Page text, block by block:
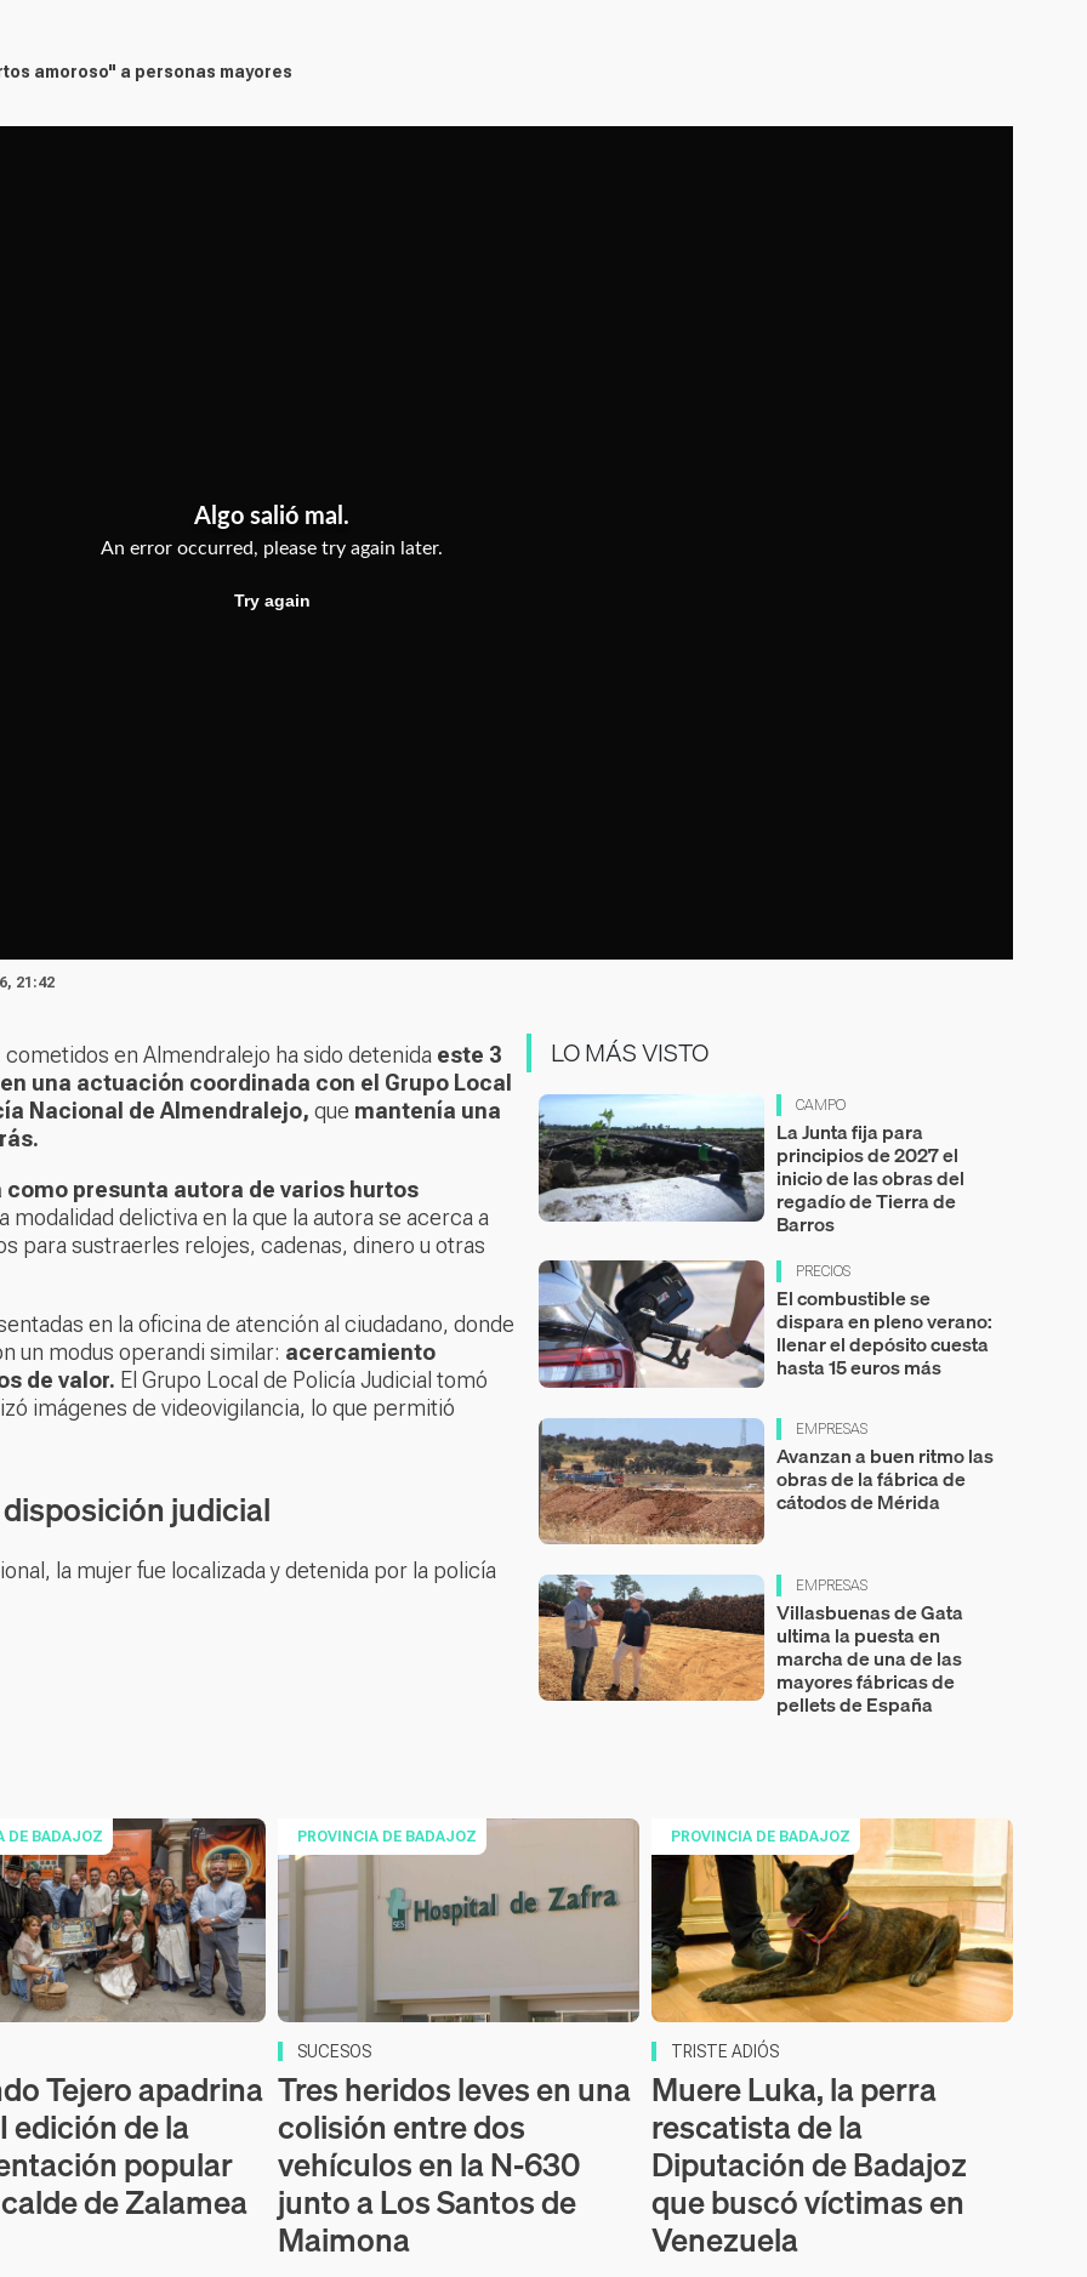
amoroso" a personas mayores
21:42
en Almendralejo ha sido detenida este 3
una actuación coordinada con el Grupo Local
Nacional de Almendralejo, que mantenía una
como presunta autora de varios hurtos
modalidad delictiva en la que la autora se acerca a
para sustraerles relojes, cadenas, dinero u otras
en la oficina de atención al ciudadano, donde
un modus operandi similar: acercamiento
de valor. El Grupo Local de Policía Judicial tomó
imágenes de videovigilancia, lo que permitió
judicial
la mujer fue localizada y detenida por la policía
LO MÁS VISTO
CAMPO
La Junta fija para
principios de 2027 el
inicio de las obras del
regadío de Tierra de
Barros
PRECIOS
El combustible se
dispara en pleno verano:
llenar el depósito cuesta
hasta 15 euros más
EMPRESAS
Avanzan a buen ritmo las
obras de la fábrica de
cátodos de Mérida
EMPRESAS
Villasbuenas de Gata
ultima la puesta en
marcha de una de las
mayores fábricas de
pellets de España
DE BADAJOZ
Tejero apadrina
edición de la
popular
de Zalamea
PROVINCIA DE BADAJOZ
SUCESOS
Tres heridos leves en una
colisión entre dos
vehículos en la N-630
junto a Los Santos de
Maimona
PROVINCIA DE BADAJOZ
TRISTE ADIÓS
Muere Luka, la perra
rescatista de la
Diputación de Badajoz
que buscó víctimas en
Venezuela